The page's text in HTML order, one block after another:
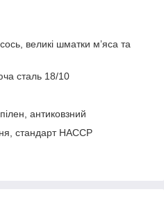
великі шматки м’яса та
сталь 18/10
антиковзний
стандарт HACCP